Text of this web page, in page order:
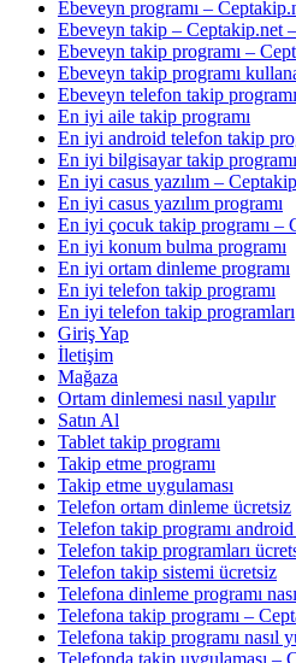
Ebeveyn programı –
Ebeveyn takip – Ceptakip.net
Ebeveyn takip programı –
Ebeveyn takip programı
Ebeveyn telefon takip
En iyi aile takip programı
En iyi android telefon takip
En iyi bilgisayar takip programı
En iyi casus yazılım –
En iyi casus yazılım programı
En iyi çocuk takip programı –
En iyi konum bulma programı
En iyi ortam dinleme programı
En iyi telefon takip programı
En iyi telefon takip programları
Giriş Yap
İletişim
Mağaza
Ortam dinlemesi nasıl yapılır
Satın Al
Tablet takip programı
Takip etme programı
Takip etme uygulaması
Telefon ortam dinleme ücretsiz
Telefon takip programı
Telefon takip programları
Telefon takip sistemi ücretsiz
Telefona dinleme programı
Telefona takip programı –
Telefona takip programı nasıl
Telefonda takip uygulaması –